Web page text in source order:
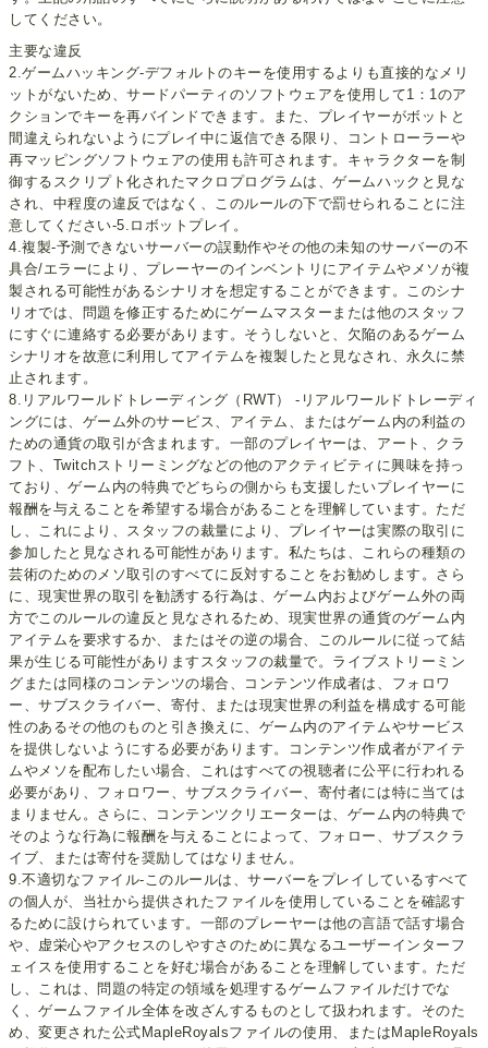
してください。
主要な違反
2.ゲームハッキング-デフォルトのキーを使用するよりも直接的なメリ
ットがないため、サードパーティのソフトウェアを使用して1：1のア
クションでキーを再バインドできます。また、プレイヤーがボットと
間違えられないようにプレイ中に返信できる限り、コントローラーや
再マッピングソフトウェアの使用も許可されます。キャラクターを制
御するスクリプト化されたマクロプログラムは、ゲームハックと見な
され、中程度の違反ではなく、このルールの下で罰せられることに注
意してください-5.ロボットプレイ。
4.複製-予測できないサーバーの誤動作やその他の未知のサーバーの不
具合/エラーにより、プレーヤーのインベントリにアイテムやメソが複
製される可能性があるシナリオを想定することができます。このシナ
リオでは、問題を修正するためにゲームマスターまたは他のスタッフ
にすぐに連絡する必要があります。そうしないと、欠陥のあるゲーム
シナリオを故意に利用してアイテムを複製したと見なされ、永久に禁
止されます。
8.リアルワールドトレーディング（RWT） -リアルワールドトレーディ
ングには、ゲーム外のサービス、アイテム、またはゲーム内の利益の
ための通貨の取引が含まれます。一部のプレイヤーは、アート、クラ
フト、Twitchストリーミングなどの他のアクティビティに興味を持っ
ており、ゲーム内の特典でどちらの側からも支援したいプレイヤーに
報酬を与えることを希望する場合があることを理解しています。ただ
し、これにより、スタッフの裁量により、プレイヤーは実際の取引に
参加したと見なされる可能性があります。私たちは、これらの種類の
芸術のためのメソ取引のすべてに反対することをお勧めします。さら
に、現実世界の取引を勧誘する行為は、ゲーム内およびゲーム外の両
方でこのルールの違反と見なされるため、現実世界の通貨のゲーム内
アイテムを要求するか、またはその逆の場合、このルールに従って結
果が生じる可能性がありますスタッフの裁量で。ライブストリーミン
グまたは同様のコンテンツの場合、コンテンツ作成者は、フォロワ
ー、サブスクライバー、寄付、または現実世界の利益を構成する可能
性のあるその他のものと引き換えに、ゲーム内のアイテムやサービス
を提供しないようにする必要があります。コンテンツ作成者がアイテ
ムやメソを配布したい場合、これはすべての視聴者に公平に行われる
必要があり、フォロワー、サブスクライバー、寄付者には特に当ては
まりません。さらに、コンテンツクリエーターは、ゲーム内の特典で
そのような行為に報酬を与えることによって、フォロー、サブスクラ
イブ、または寄付を奨励してはなりません。
9.不適切なファイル-このルールは、サーバーをプレイしているすべて
の個人が、当社から提供されたファイルを使用していることを確認す
るために設けられています。一部のプレーヤーは他の言語で話す場合
や、虚栄心やアクセスのしやすさのために異なるユーザーインターフ
ェイスを使用することを好む場合があることを理解しています。ただ
し、これは、問題の特定の領域を処理するゲームファイルだけでな
く、ゲームファイル全体を改ざんするものとして扱われます。そのた
め、変更された公式MapleRoyalsファイルの使用、またはMapleRoyals